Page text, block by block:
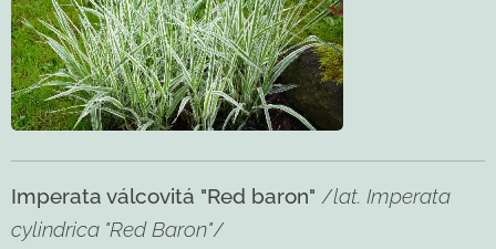
Imperata válcovitá "Red baron" /lat. Imperata
cylindrica "Red Baron"/